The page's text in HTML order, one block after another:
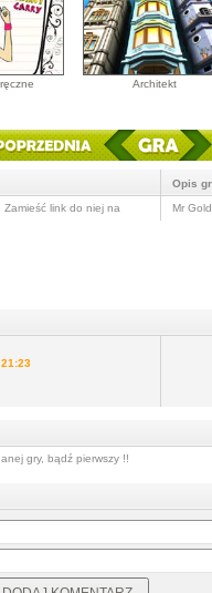
Architekt
Zamieść link do niej na
Opis
Mr
gry, bądź pierwszy !!